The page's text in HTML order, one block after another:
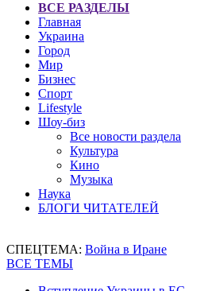
ВСЕ РАЗДЕЛЫ
Главная
Украина
Город
Мир
Бизнес
Спорт
Lifestyle
Шоу-биз
Все новости раздела
Культура
Кино
Музыка
Наука
БЛОГИ ЧИТАТЕЛЕЙ
СПЕЦТЕМА: Война в Иране
ВСЕ ТЕМЫ